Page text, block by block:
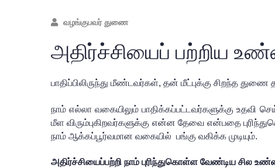
வழங்குபவர் துணை
அதிர்ச்சியைப் பற்றிய
பாதிப்பிலிருந்து மீண்டவர்கள், தன் மீட்புக்கு சிறந்த
நாம் எல்லா வகையிலும் பாதிக்கப்பட்டவர்களுக்கு உதவி
மீள விரும்புகிறவர்களுக்கு என்ன தேவை என்பதை
நாம் ஆக்கப்பூர்வமான வகையில்  பங்கு வகிக்க முடியும்.
அதிர்ச்சியைப்பற்றி நாம் புரிந்துகொள்ள வேண்டிய சில